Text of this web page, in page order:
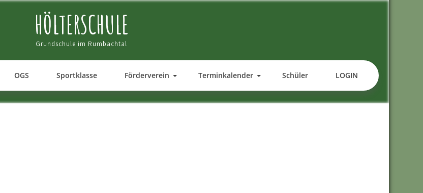
HÖLTERSCHULE
Grundschule im Rumbachtal
OGS Sportklasse Förderverein Terminkalender Schüler LOGIN